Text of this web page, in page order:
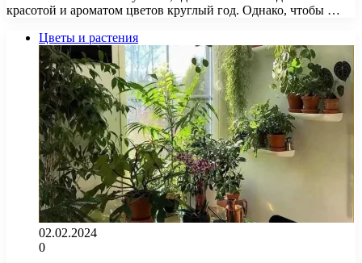
красотой и ароматом цветов круглый год. Однако, чтобы …
Цветы и растения
02.02.2024
0